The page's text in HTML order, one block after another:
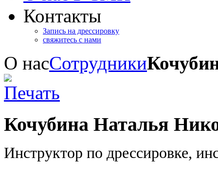
Контакты
Запись на дрессировку
свяжитесь с нами
О насСотрудники
Кочубина Наталья
Инструктор по дрессировке,